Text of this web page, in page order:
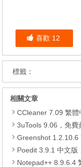
喜歡 12
標籤：
相關文章
CCleaner 7.09 繁
3uTools 9.06，免費蘋
Greenshot 1.2.10.6 繁
Poedit 3.9.1 中文版
Notepad++ 8.9.6.4